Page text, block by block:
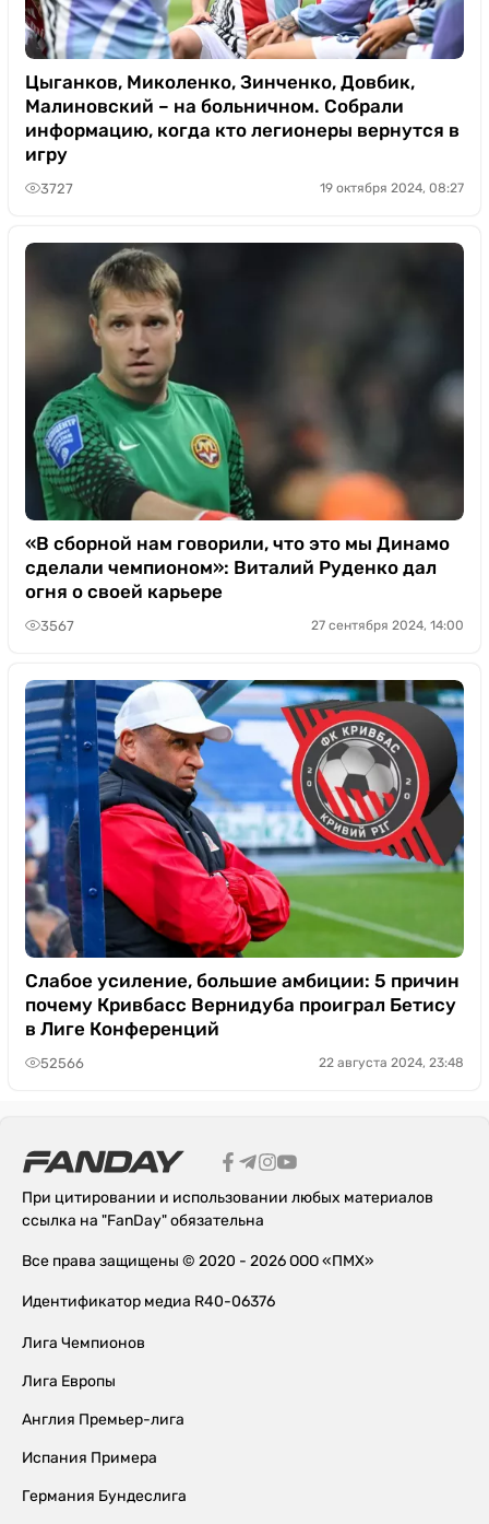
Цыганков, Миколенко, Зинченко, Довбик,
Малиновский – на больничном. Собрали
информацию, когда кто легионеры вернутся в
игру
3727 19 октября 2024, 08:27
«В сборной нам говорили, что это мы Динамо
сделали чемпионом»: Виталий Руденко дал
огня о своей карьере
3567 27 сентября 2024, 14:00
Слабое усиление, большие амбиции: 5 причин
почему Кривбасс Вернидуба проиграл Бетису
в Лиге Конференций
52566 22 августа 2024, 23:48
При цитировании и использовании любых материалов
ссылка на "FanDay" обязательна
Все права защищены © 2020 - 2026 ООО «ПМХ»
Идентификатор медиа R40-06376
Лига Чемпионов
Лига Европы
Англия Премьер-лига
Испания Примера
Германия Бундеслига